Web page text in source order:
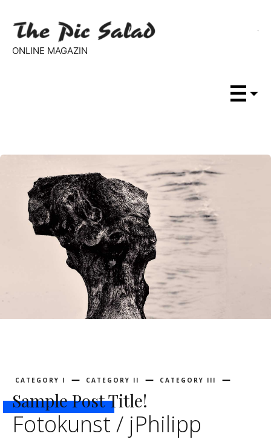
ONLINE MAGAZIN
CATEGORY I CATEGORY II CATEGORY III
Sample Post Title!
Fotokunst / jPhilipp